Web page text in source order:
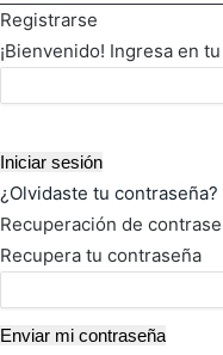
Registrarse
¡Bienvenido! Ingresa en
¿Olvidaste tu
Recuperación de
Recupera tu contraseña